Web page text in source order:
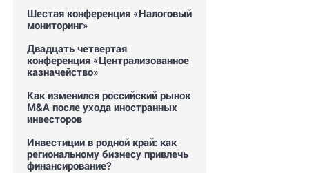
Шестая конференция «Налоговый
мониторинг»
Двадцать четвертая
конференция «Централизованное
казначейство»
Как изменился российский рынок
M&A после ухода иностранных
инвесторов
Инвестиции в родной край: как
региональному бизнесу привлечь
финансирование?